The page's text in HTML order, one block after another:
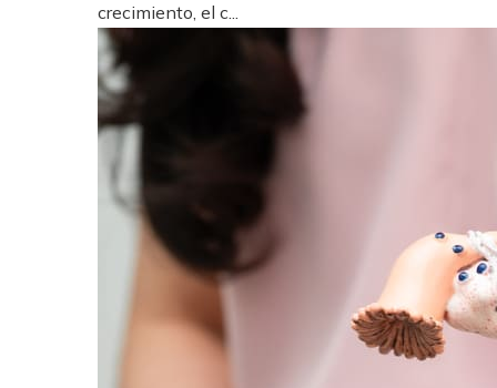
crecimiento, el c...